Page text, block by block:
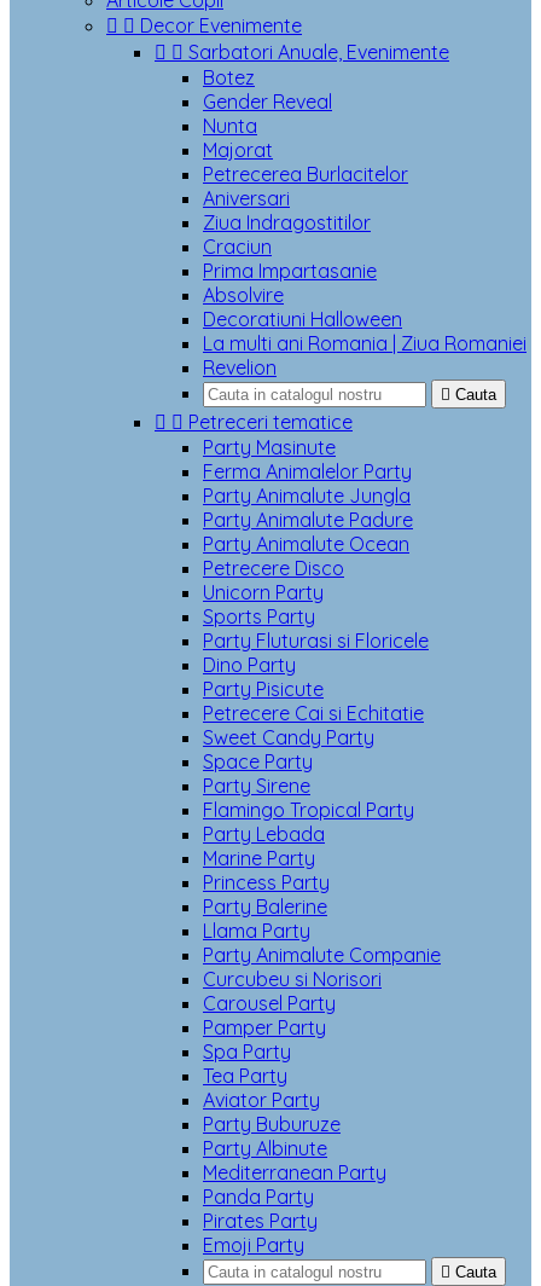
  Decor Evenimente
  Sarbatori Anuale, Evenimente
Botez
Gender Reveal
Nunta
Majorat
Petrecerea Burlacitelor
Aniversari
Ziua Indragostitilor
Craciun
Prima Impartasanie
Absolvire
Decoratiuni Halloween
La multi ani Romania | Ziua Romaniei
Revelion
 Cauta
  Petreceri tematice
Party Masinute
Ferma Animalelor Party
Party Animalute Jungla
Party Animalute Padure
Party Animalute Ocean
Petrecere Disco
Unicorn Party
Sports Party
Party Fluturasi si Floricele
Dino Party
Party Pisicute
Petrecere Cai si Echitatie
Sweet Candy Party
Space Party
Party Sirene
Flamingo Tropical Party
Party Lebada
Marine Party
Princess Party
Party Balerine
Llama Party
Party Animalute Companie
Curcubeu si Norisori
Carousel Party
Pamper Party
Spa Party
Tea Party
Aviator Party
Party Buburuze
Party Albinute
Mediterranean Party
Panda Party
Pirates Party
Emoji Party
 Cauta